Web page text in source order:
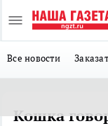
Все новости
Кошка